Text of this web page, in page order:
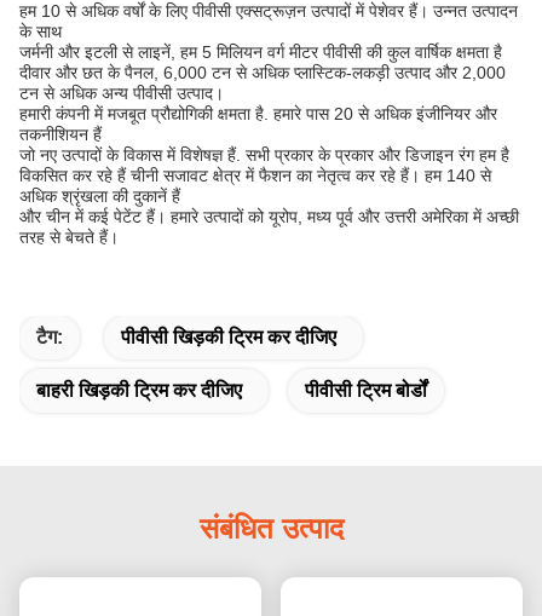
हम 10 से अधिक वर्षों के लिए पीवीसी एक्सट्रूज़न उत्पादों में पेशेवर हैं। उन्नत उत्पादन
के साथ
जर्मनी और इटली से लाइनें, हम 5 मिलियन वर्ग मीटर पीवीसी की कुल वार्षिक क्षमता है
दीवार और छत के पैनल, 6,000 टन से अधिक प्लास्टिक-लकड़ी उत्पाद और 2,000
टन से अधिक अन्य पीवीसी उत्पाद।
हमारी कंपनी में मजबूत प्रौद्योगिकी क्षमता है. हमारे पास 20 से अधिक इंजीनियर और
तकनीशियन हैं
जो नए उत्पादों के विकास में विशेषज्ञ हैं. सभी प्रकार के प्रकार और डिजाइन रंग हम है
विकसित कर रहे हैं चीनी सजावट क्षेत्र में फैशन का नेतृत्व कर रहे हैं। हम 140 से
अधिक श्रृंखला की दुकानें हैं
और चीन में कई पेटेंट हैं। हमारे उत्पादों को यूरोप, मध्य पूर्व और उत्तरी अमेरिका में अच्छी
तरह से बेचते हैं।